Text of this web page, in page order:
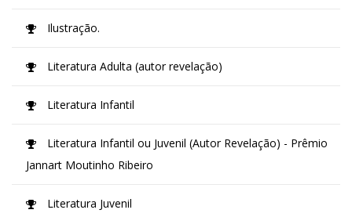
Ilustração.
Literatura Adulta (autor revelação)
Literatura Infantil
Literatura Infantil ou Juvenil (Autor Revelação) - Prêmio
Jannart Moutinho Ribeiro
Literatura Juvenil